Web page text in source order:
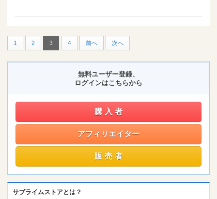
1 2 3 4 前へ 次へ
無料ユーザー登録、
ログインはこちらから
購入者
アフィリエイター
販売者
サブライムストアとは？